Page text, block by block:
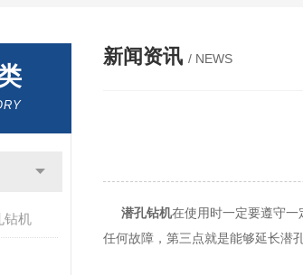
钻机
新闻资讯 / NEWS
潜孔钻机在使用时一定要遵守
任何故障，第三点就是能够延长潜